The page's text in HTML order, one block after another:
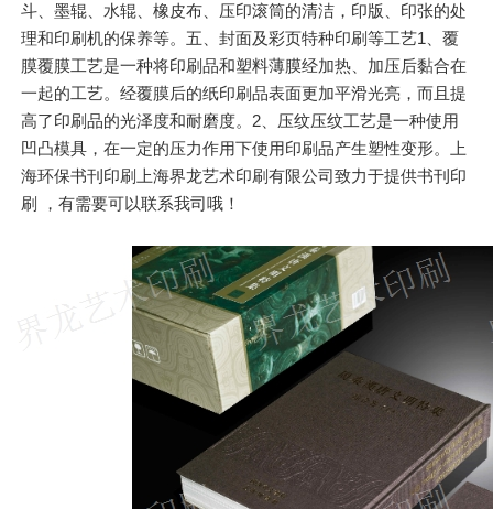
斗、墨辊、水辊、橡皮布、压印滚筒的清洁，印版、印张的处
理和印刷机的保养等。五、封面及彩页特种印刷等工艺1、覆
膜覆膜工艺是一种将印刷品和塑料薄膜经加热、加压后黏合在
一起的工艺。经覆膜后的纸印刷品表面更加平滑光亮，而且提
高了印刷品的光泽度和耐磨度。2、压纹压纹工艺是一种使用
凹凸模具，在一定的压力作用下使用印刷品产生塑性变形。上
海环保书刊印刷上海界龙艺术印刷有限公司致力于提供书刊印
刷 ，有需要可以联系我司哦！